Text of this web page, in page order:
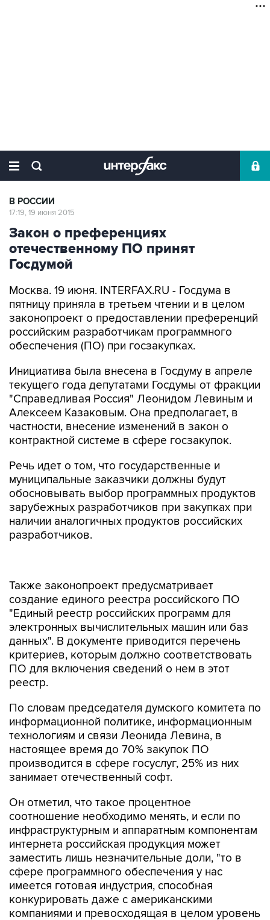
В РОССИИ
17:19, 19 июня 2015
Закон о преференциях
отечественному ПО принят
Госдумой
Москва. 19 июня. INTERFAX.RU - Госдума в
пятницу приняла в третьем чтении и в целом
законопроект о предоставлении преференций
российским разработчикам программного
обеспечения (ПО) при госзакупках.
Инициатива была внесена в Госдуму в апреле
текущего года депутатами Госдумы от фракции
"Справедливая Россия" Леонидом Левиным и
Алексеем Казаковым. Она предполагает, в
частности, внесение изменений в закон о
контрактной системе в сфере госзакупок.
Речь идет о том, что государственные и
муниципальные заказчики должны будут
обосновывать выбор программных продуктов
зарубежных разработчиков при закупках при
наличии аналогичных продуктов российских
разработчиков.
"Единый реестр российских программ для
электронных вычислительных машин или баз
данных". В документе приводится перечень
критериев, которым должно соответствовать
ПО для включения сведений о нем в этот
реестр.
По словам председателя думского комитета по
технологиям и связи Леонида Левина, в
настоящее время до 70% закупок ПО
производится в сфере госуслуг, 25% из них
занимает отечественный софт.
Он отметил, что такое процентное
инфраструктурным и аппаратным компонентам
интернета российская продукция может
заместить лишь незначительные доли, "то в
сфере программного обеспечения у нас
имеется готовая индустрия, способная
конкурировать даже с американскими
компаниями и превосходящая в целом уровень
БРИКС".